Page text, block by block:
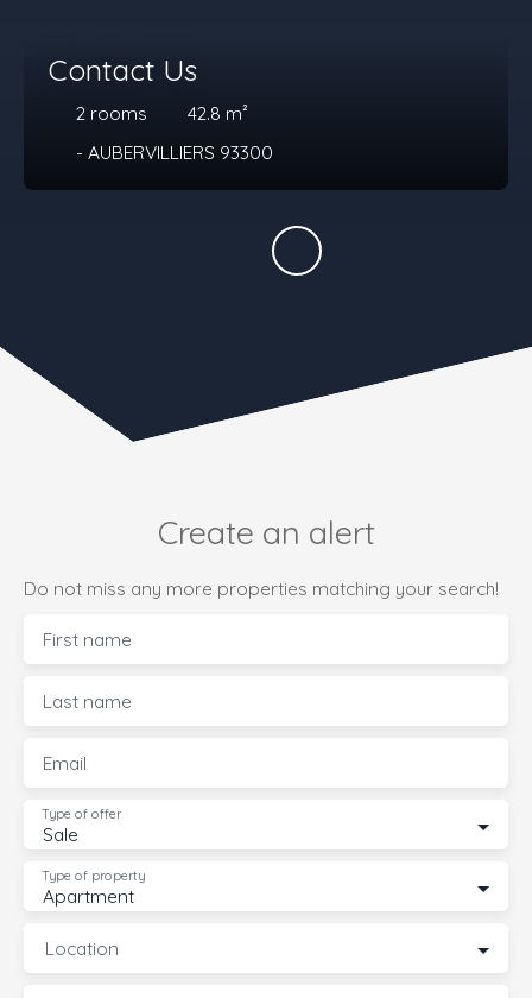
Contact Us
2 rooms 42.8 m²
- AUBERVILLIERS 93300
Create an alert
Do not miss any more properties matching your search!
First name
Last name
Email
Sale
Type of offer
Apartment
Type of property
Location